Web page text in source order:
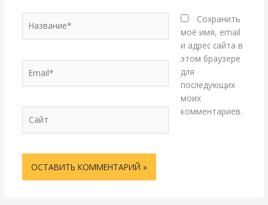
Сохранить
моё имя, email
и адрес сайта в
этом браузере
для
последующих
моих
комментариев.